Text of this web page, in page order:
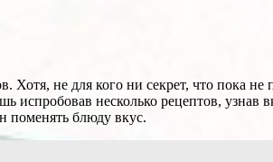
не для кого ни секрет, что пока
несколько рецептов, узнав
поменять блюду вкус.